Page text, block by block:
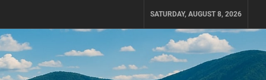
SATURDAY, AUGUST 8, 2026